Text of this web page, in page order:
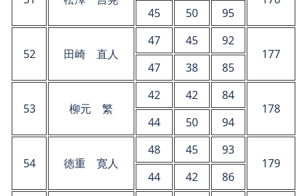
45
50 95
52 田崎 直人
47 45
92
177
47
38 85
53 柳元 繁
42 42
84
178
44
50 94
54 徳重 寛人
48 45
93
179
44
42 86